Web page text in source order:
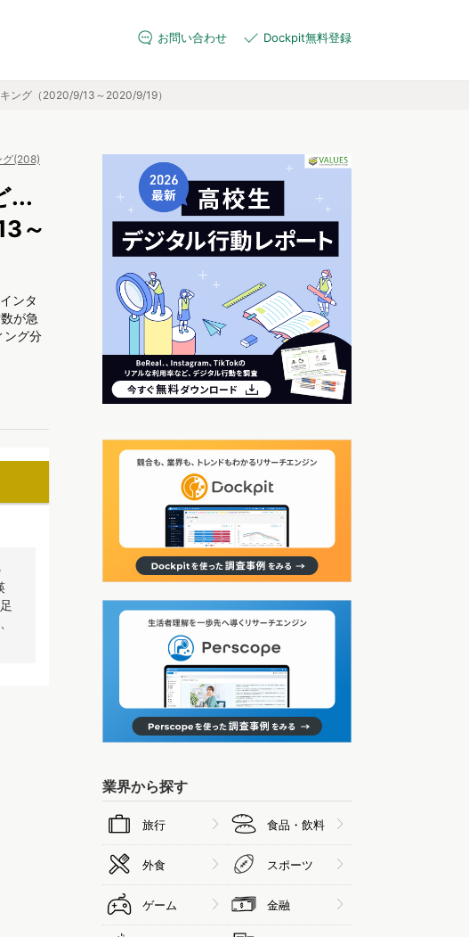
お問い合わせ Dockpit無料登録
ング（2020/9/13～2020/9/19）
グ(208)
...
～
ンタ
が急
ング分
業界から探す
旅行 食品・飲料
外食 スポーツ
ゲーム 金融